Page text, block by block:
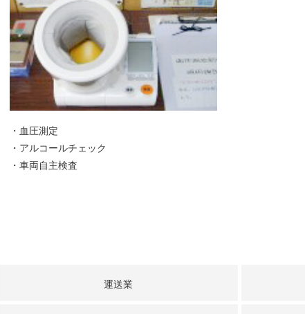
・血圧測定
・アルコールチェック
・車両自主検査
運送業